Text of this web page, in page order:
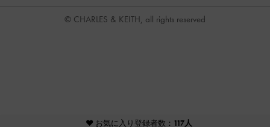
♥ お気に入り登録者数： 117人
© CHARLES & KEITH, all rights reserved